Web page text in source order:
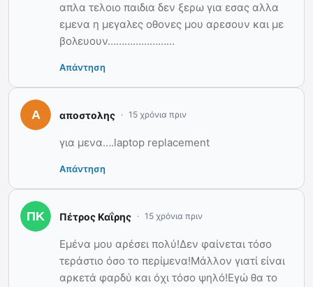
απλα τελοιο παιδια δεν ξερω για εσας αλλα
εμενα η μεγαλες οθονες μου αρεσουν και με
βολευουν……………………
Απάντηση
αποστολης 15 χρόνια πριν
για μενα….laptop replacement
Απάντηση
Πέτρος Καΐρης 15 χρόνια πριν
Εμένα μου αρέσει πολύ!Δεν φαίνεται τόσο
τεράστιο όσο το περίμενα!Μάλλον γιατί είναι
αρκετά φαρδύ και όχι τόσο ψηλό!Εγώ θα το